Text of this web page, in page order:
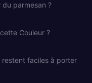
parmesan ?
Couleur ?
restent faciles à porter